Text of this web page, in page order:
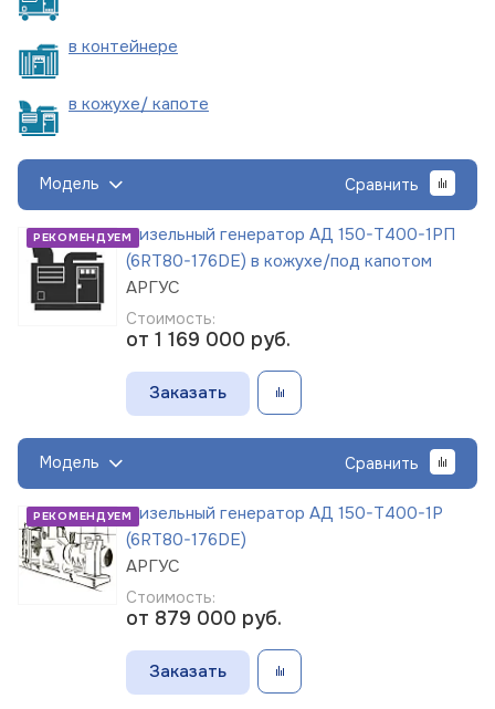
в контейнере
в кожухе/ капоте
Модель Сравнить
РЕКОМЕНДУЕМДизельный генератор АД 150-Т400-1РП
(6RT80-176DE) в кожухе/под капотом
АРГУС
Стоимость:
от 1 169 000 руб.
Заказать
Модель Сравнить
РЕКОМЕНДУЕМДизельный генератор АД 150-Т400-1Р
(6RT80-176DE)
АРГУС
Стоимость:
от 879 000 руб.
Заказать